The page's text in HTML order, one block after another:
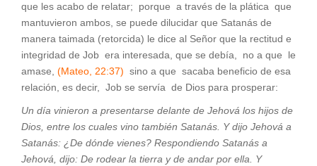
que les acabo de relatar; porque a través de la plática que
mantuvieron ambos, se puede dilucidar que Satanás de
manera taimada (retorcida) le dice al Señor que la rectitud e
integridad de Job era interesada, que se debía, no a que le
amase, (Mateo, 22:37) sino a que sacaba beneficio de esa
relación, es decir, Job se servía de Dios para prosperar:
Un día vinieron a presentarse delante de Jehová los hijos de
Dios, entre los cuales vino también Satanás. Y dijo Jehová a
Satanás: ¿De dónde vienes? Respondiendo Satanás a
Jehová, dijo: De rodear la tierra y de andar por ella. Y